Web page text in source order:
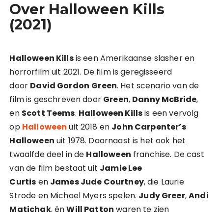
Over Halloween Kills
(2021)
Halloween Killsis een Amerikaanse slasher en
horrorfilm uit 2021. De film is geregisseerd
door David Gordon Green. Het scenario van de
film is geschreven door Green, Danny McBride,
en Scott Teems. Halloween Killsis een vervolg
op Halloween uit 2018 en John Carpenter’s
Halloween uit 1978. Daarnaast is het ook het
twaalfde deel in de Halloween franchise. De cast
van de film bestaat uit Jamie Lee
Curtis en James Jude Courtney, die Laurie
Strode en Michael Myers spelen. Judy Greer,Andi
Matichak, énWill Patton waren te zien